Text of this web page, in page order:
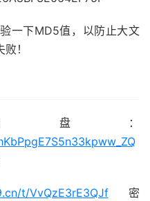
一下MD5值，以防止大文
！
盘：
t/VvQzE3rE3QJf密